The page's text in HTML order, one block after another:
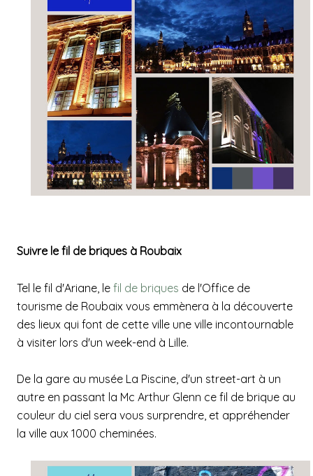
Suivre le fil de briques à Roubaix
Tel le fil d'Ariane, le fil de briques de l'Office de
tourisme de Roubaix vous emmènera à la découverte
des lieux qui font de cette ville une ville incontournable
à visiter lors d'un week-end à Lille.
De la gare au musée La Piscine, d'un street-art à un
autre en passant la Mc Arthur Glenn ce fil de brique au
couleur du ciel sera vous surprendre, et appréhender
la ville aux 1000 cheminées.